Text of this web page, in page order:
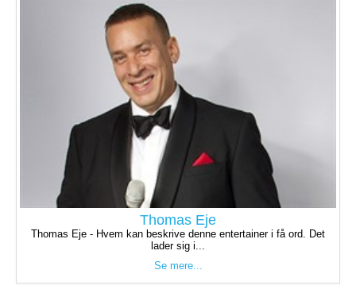
Thomas Eje
Thomas Eje - Hvem kan beskrive denne entertainer i få ord. Det
lader sig i...
Se mere...